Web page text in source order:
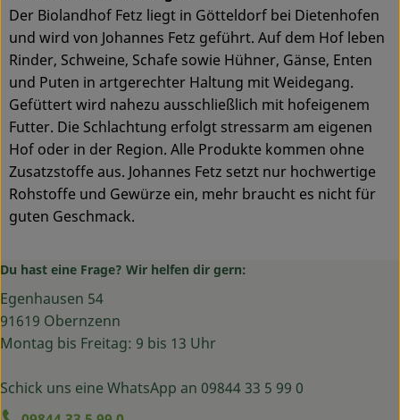
Der Biolandhof Fetz liegt in Götteldorf bei Dietenhofen
und wird von Johannes Fetz geführt. Auf dem Hof leben
Rinder, Schweine, Schafe sowie Hühner, Gänse, Enten
und Puten in artgerechter Haltung mit Weidegang.
Gefüttert wird nahezu ausschließlich mit hofeigenem
Futter. Die Schlachtung erfolgt stressarm am eigenen
Hof oder in der Region. Alle Produkte kommen ohne
Zusatzstoffe aus. Johannes Fetz setzt nur hochwertige
Rohstoffe und Gewürze ein, mehr braucht es nicht für
guten Geschmack.
Du hast eine Frage? Wir helfen dir gern:
Egenhausen 54
91619 Obernzenn
Montag bis Freitag: 9 bis 13 Uhr
Schick uns eine WhatsApp an 09844 33 5 99 0